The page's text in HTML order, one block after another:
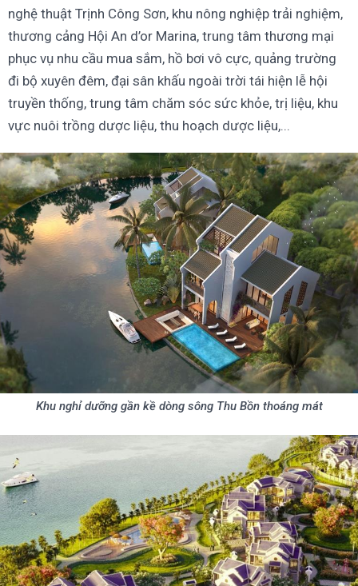
nghệ thuật Trịnh Công Sơn, khu nông nghiệp trải nghiệm,
thương cảng Hội An d’or Marina, trung tâm thương mại
phục vụ nhu cầu mua sắm, hồ bơi vô cực, quảng trường
đi bộ xuyên đêm, đại sân khấu ngoài trời tái hiện lễ hội
truyền thống, trung tâm chăm sóc sức khỏe, trị liệu, khu
vực nuôi trồng dược liệu, thu hoạch dược liệu,...
Khu nghỉ dưỡng gần kề dòng sông Thu Bồn thoáng mát